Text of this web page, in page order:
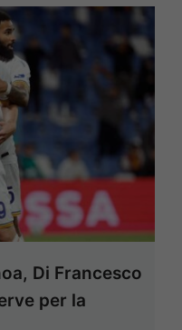
Di Francesco
per la